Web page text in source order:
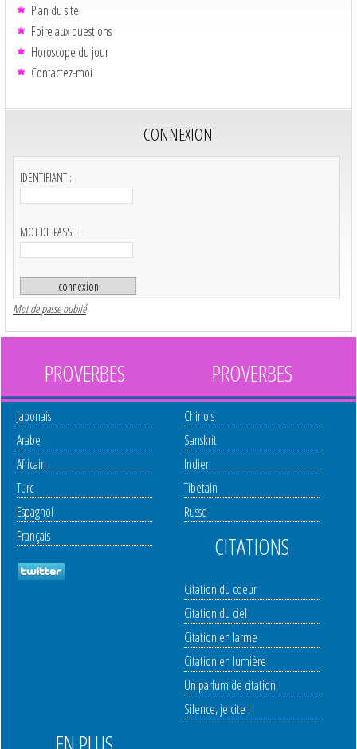
Plan du site
Foire aux questions
Horoscope du jour
Contactez-moi
CONNEXION
IDENTIFIANT :
MOT DE PASSE :
Mot de passe oublié
PROVERBES
Japonais
Arabe
Africain
Turc
Espagnol
Français
PROVERBES
Chinois
Sanskrit
Indien
Tibetain
Russe
CITATIONS
Citation du coeur
Citation du ciel
Citation en larme
Citation en lumière
Un parfum de citation
Silence, je cite !